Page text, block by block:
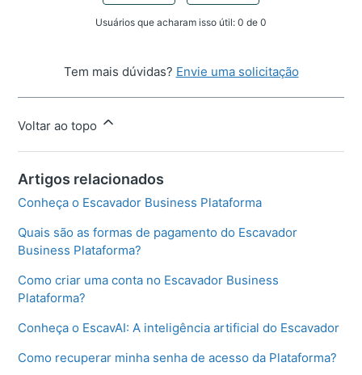
Usuários que acharam isso útil: 0 de 0
Tem mais dúvidas? Envie uma solicitação
Voltar ao topo
Artigos relacionados
Conheça o Escavador Business Plataforma
Quais são as formas de pagamento do Escavador
Business Plataforma?
Como criar uma conta no Escavador Business
Plataforma?
Conheça o EscavAI: A inteligência artificial do Escavador
Como recuperar minha senha de acesso da Plataforma?